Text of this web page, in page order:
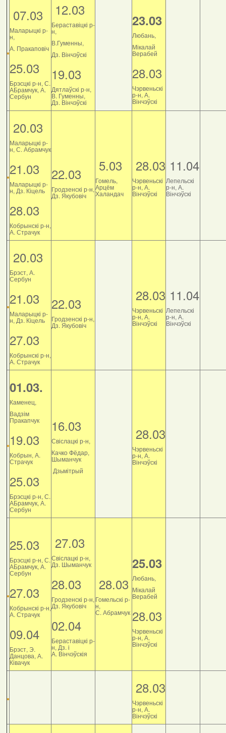
07.03
Маларыцкі р-
н,
А. Пракаповіч
25.03
Брэсцкі р-н, С.
АБрамчук, А.
Сербун
12.03
Бераставіцкі р-
н,
В.Гуменны,
Дз. Вінчэўскі
19.03
Дятлаўскі р-н,
В. Гуменны,
Дз. Вінчэўскі
23.03
Любань,
Мікалай
Верабей
28.03
Чэрвеньскі
р-н, А.
Вінчэўскі
20.03
Маларыцкі р-
н, С. Абрамчук
21.03
Маларыцкі р-
н, Дз. Кіцель
28.03
Кобрынскі р-н,
А. Страчук
22.03
Гродзенскі р-н,
Дз. Якубовіч
5.03
Гомель,
Арцём
Халандач
28.03
Чэрвеньскі
р-н, А.
Вінчэўскі
11.04
Лепельскі
р-н, А.
Вінчэўскі
20.03
Брэст, А.
Сербун
21.03
Маларыцкі р-
н, Дз. Кіцель
27.03
Кобрынскі р-н,
А. Страчук
22.03
Гродзенскі р-н,
Дз. Якубовіч
28.03
Чэрвеньскі
р-н, А.
Вінчэўскі
11.04
Лепельскі
р-н, А.
Вінчэўскі
01.03.
Каменец,
Вадзім
Пракапчук
19.03
Кобрын, А.
Страчук
25.03
Брэсцкі р-н, С.
АБрамчук, А.
Сербун
16.03
Свіслацкі р-н,
Качко Фёдар,
Шыманчук
Дзьмітрый
28.03
Чэрвеньскі
р-н, А.
Вінчэўскі
25.03
Брэсцкі р-н, С.
АБрамчук, А.
Сербун
27.03
Кобрынскі р-н,
А. Страчук
09.04
Брэст, Э.
Данцова, А.
Ківачук
27.03
Свіслацкі р-н,
Дз. Шыманчук
28.03
Гродзенскі р-н,
Дз. Якубовіч
02.04
Бераставіцкі р-
н, Дз. і
А. Вінчэўскія
28.03
Гомельскі р-
н,
С. Абрамчук
25.03
Любань,
Мікалай
Верабей
28.03
Чэрвеньскі
р-н, А.
Вінчэўскі
28.03
Чэрвеньскі
р-н, А.
Вінчэўскі